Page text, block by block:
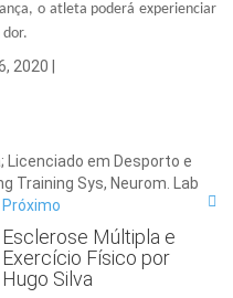
o atleta poderá experienciar
dor.
2020
Licenciado em Desporto e
Training Sys, Neurom. Lab
Próximo
Esclerose Múltipla e
Exercício Físico por
Hugo Silva